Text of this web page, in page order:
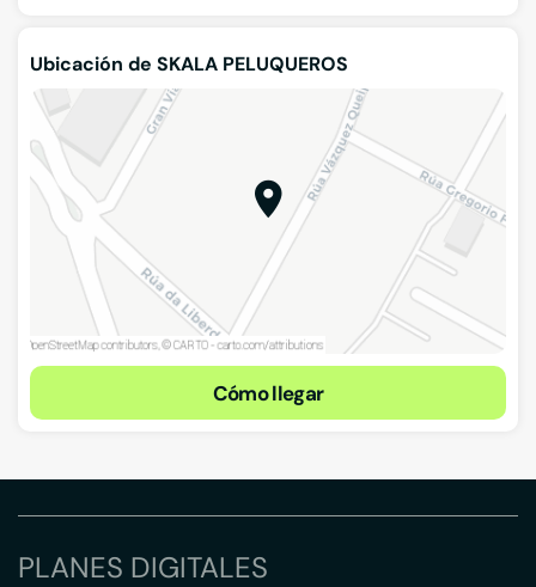
Ubicación de SKALA PELUQUEROS
Cómo llegar
PLANES DIGITALES